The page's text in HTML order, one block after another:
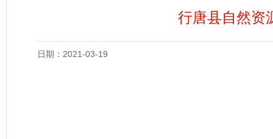
行唐县自然资
日期：2021-03-19